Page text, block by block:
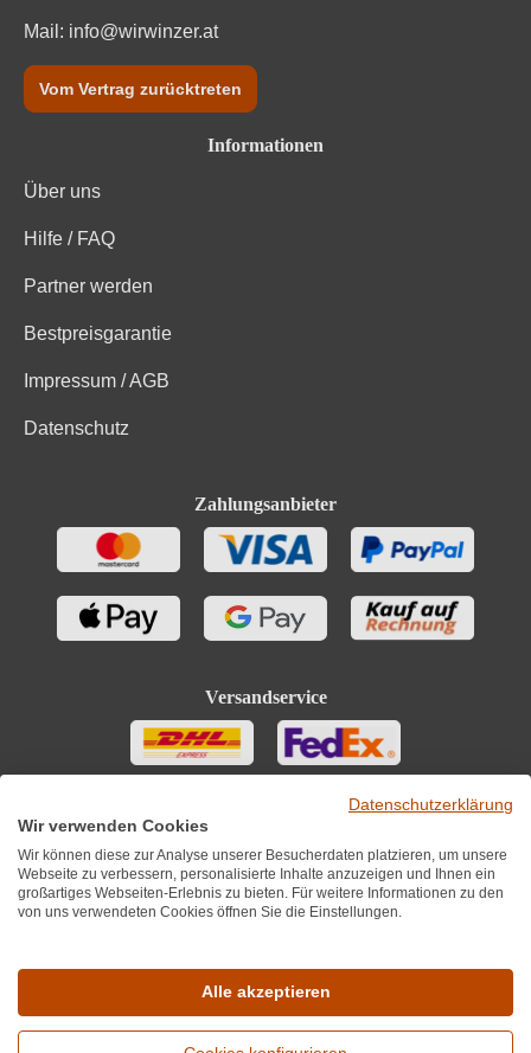
Trauben, Konservierungsstoffe (Sulfite). Enthält
Mail: info@wirwinzer.at
Vom Vertrag zurücktreten
Informationen
Über uns
Hilfe / FAQ
Partner werden
Bestpreisgarantie
Impressum / AGB
Datenschutz
Zahlungsanbieter
Versandservice
Datenschutzerklärung
Wir verwenden Cookies
Wir können diese zur Analyse unserer Besucherdaten platzieren, um unsere
Webseite zu verbessern, personalisierte Inhalte anzuzeigen und Ihnen ein
großartiges Webseiten-Erlebnis zu bieten. Für weitere Informationen zu den
von uns verwendeten Cookies öffnen Sie die Einstellungen.
Alle akzeptieren